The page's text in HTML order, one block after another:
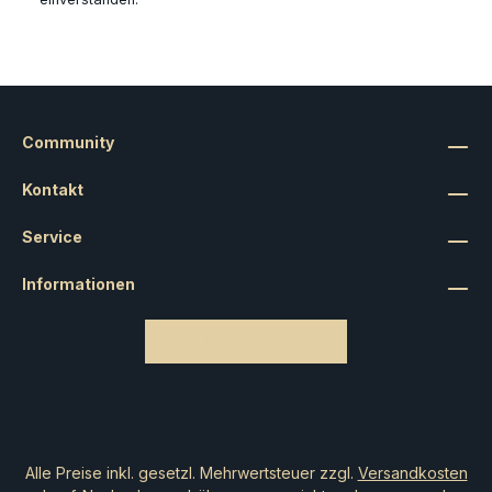
Kontakt
Service
Informationen
Community
Alle Preise inkl. gesetzl. Mehrwertsteuer zzgl. Versandkosten